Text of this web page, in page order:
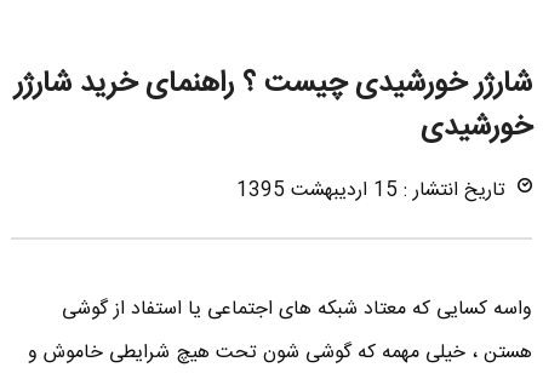
شارژر خورشیدی چیست ؟ راهنمای خرید شارژر
خورشیدی
تاریخ انتشار : 15 اردیبهشت 1395
واسه کسایی که معتاد شبکه های اجتماعی یا استفاد از گوشی
هستن ، خیلی مهمه که گوشی شون تحت هیچ شرایطی خاموش و